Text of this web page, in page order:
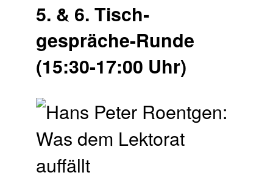
5. & 6. Tisch­
gespräche-Runde
(15:30-17:00 Uhr)